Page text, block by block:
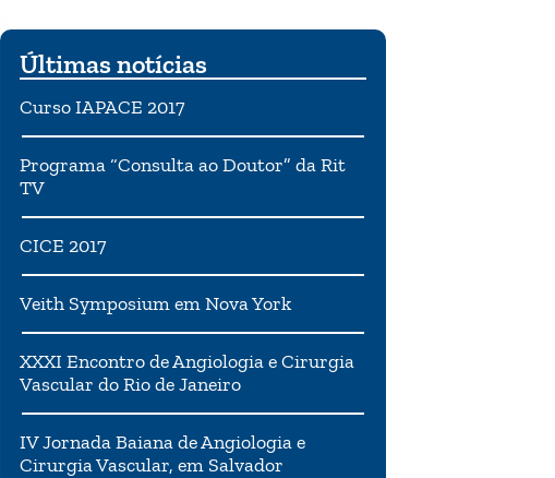
Últimas notícias
Curso IAPACE 2017
Programa “Consulta ao Doutor” da Rit
TV
CICE 2017
Veith Symposium em Nova York
XXXI Encontro de Angiologia e Cirurgia
Vascular do Rio de Janeiro
IV Jornada Baiana de Angiologia e
Cirurgia Vascular, em Salvador